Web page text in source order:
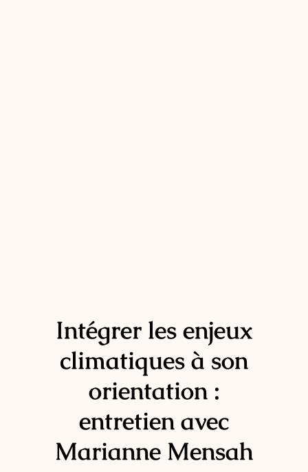
Intégrer les enjeux
climatiques à son
orientation :
entretien avec
Marianne Mensah